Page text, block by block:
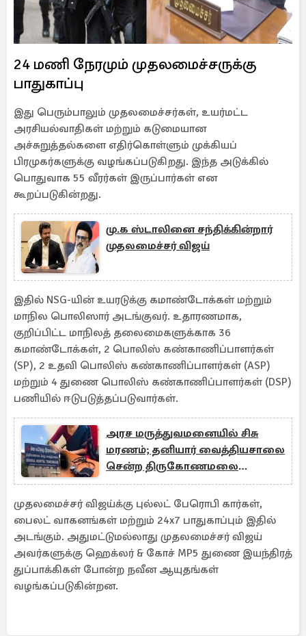
24 மணி நேரமும் முதலமைச்சருக்கு
பாதுகாப்பு
இது பெரும்பாலும் முதலமைச்சர்கள், உயர்மட்ட
அரசியல்வாதிகள் மற்றும் கடுமையான
அச்சுறுத்தல்களை எதிர்கொள்ளும் முக்கியப்
பிரமுகர்களுக்கு வழங்கப்படுகிறது. இந்த அடுக்கில்
பொதுவாக 55 வீரர்கள் இருப்பார்கள் என
கூறப்படுகின்றது.
மு.க ஸ்டாலினை சந்திக்கின்றார்
முதலமைச்சர் விஜய்
இதில் NSG-யின் உயரடுக்கு கமாண்டோக்கள் மற்றும்
மாநில பொலிஸார் அடங்குவர். உதாரணமாக,
குறிப்பிட்ட மாநிலத் தலைமைகளுக்காக 36
கமாண்டோக்கள், 2 பொலிஸ் கண்காணிப்பாளர்கள்
(SP), 2 உதவி பொலிஸ் கண்காணிப்பாளர்கள் (ASP)
மற்றும் 4 துணை பொலிஸ் கண்காணிப்பாளர்கள் (DSP)
பணியில் ஈடுபடுத்தப்படுவார்கள்.
அரச மருத்துவமனையில் சிசு
மரணம்; தனியார் வைத்தியசாலை
சென்ற திருகோணமலை
மருத்துவர் பணி இடைநீக்கம்!
முதலமைச்சர் விஜய்க்கு புல்லட் பேரொபி கார்கள்,
பைலட் வாகனங்கள் மற்றும் 24x7 பாதுகாப்பும் இதில்
அடங்கும். அதுமட்டுமல்லாது முதலமைச்சர் விஜய்
அவர்களுக்கு ஹெக்லர் & கோச் MP5 துணை இயந்திரத்
துப்பாக்கிகள் போன்ற நவீன ஆயுதங்கள்
வழங்கப்படுகின்றன.